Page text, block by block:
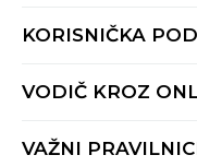
KORISNIČKA
Provjeri status
Radno vrijeme 9-16h
VODIČ KROZ
Načini isporuke
VAŽNI